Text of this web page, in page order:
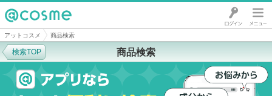
@cosme
アットコスメ 商品検索
商品検索
検索TOP